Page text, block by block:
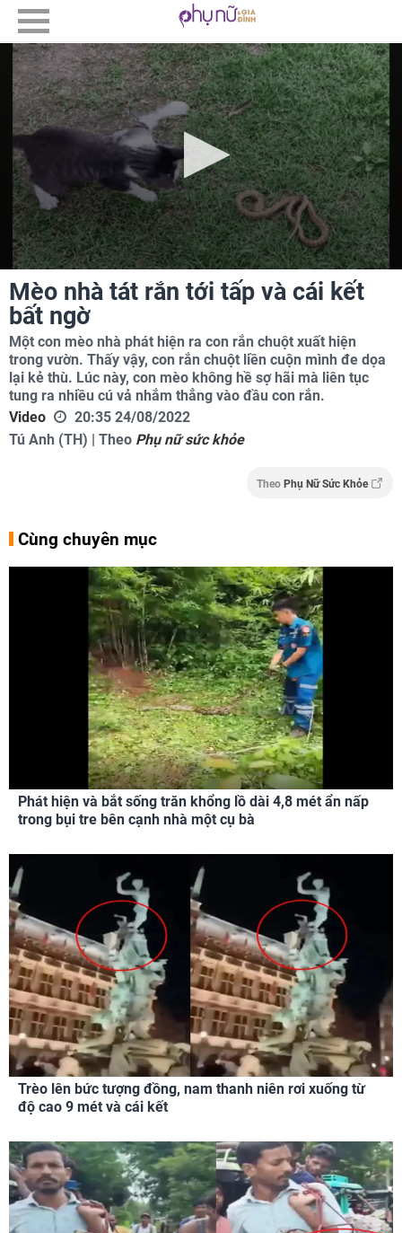
Mèo nhà tát rắn tới tấp và cái kết
bất ngờ
Một con mèo nhà phát hiện ra con rắn chuột xuất hiện
trong vườn. Thấy vậy, con rắn chuột liền cuộn mình đe dọa
lại kẻ thù. Lúc này, con mèo không hề sợ hãi mà liên tục
tung ra nhiều cú vả nhắm thẳng vào đầu con rắn.
Video
20:35 24/08/2022
Tú Anh (TH) | Theo Phụ nữ sức khỏe
Theo Phụ Nữ Sức Khỏe
Cùng chuyên mục
Phát hiện và bắt sống trăn khổng lồ dài 4,8 mét ẩn nấp
trong bụi tre bên cạnh nhà một cụ bà
Trèo lên bức tượng đồng, nam thanh niên rơi xuống từ
độ cao 9 mét và cái kết